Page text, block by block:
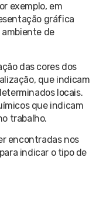
exemplo, em
gráfica
ambiente de
das cores dos
que indicam
locais.
que indicam
trabalho.
encontradas nos
indicar o tipo de